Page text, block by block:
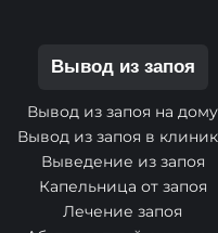
Вывод из запоя
Вывод из запоя на дому
Вывод из запоя в
Выведение из запоя
Капельница от запоя
Лечение запоя